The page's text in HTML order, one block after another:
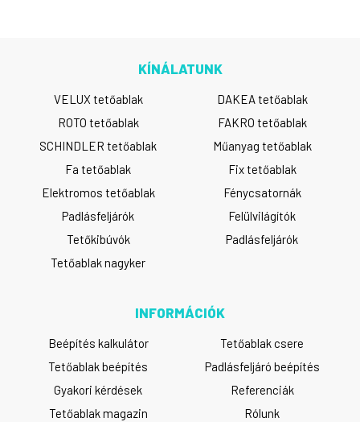
KÍNÁLATUNK
VELUX tetőablak
DAKEA tetőablak
ROTO tetőablak
FAKRO tetőablak
SCHINDLER tetőablak
Műanyag tetőablak
Fa tetőablak
Fix tetőablak
Elektromos tetőablak
Fénycsatornák
Padlásfeljárók
Felülvilágítók
Tetőkibúvók
Padlásfeljárók
Tetőablak nagyker
INFORMÁCIÓK
Beépítés kalkulátor
Tetőablak csere
Tetőablak beépítés
Padlásfeljáró beépítés
Gyakori kérdések
Referenciák
Tetőablak magazin
Rólunk